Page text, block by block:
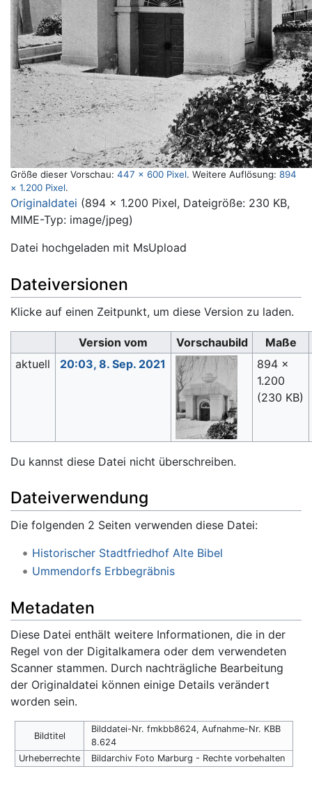
Größe dieser Vorschau: 447 × 600 Pixel. Weitere Auflösung: 894
× 1.200 Pixel.
Originaldatei (894 × 1.200 Pixel, Dateigröße: 230 KB,
MIME-Typ: image/jpeg)
Datei hochgeladen mit MsUpload
Dateiversionen
Klicke auf einen Zeitpunkt, um diese Version zu laden.
Version vom Vorschaubild
Maße
aktuell
20:03, 8. Sep. 2021
894 ×
1.200
(230 KB)
Du kannst diese Datei nicht überschreiben.
Dateiverwendung
Die folgenden 2 Seiten verwenden diese Datei:
Historischer Stadtfriedhof Alte Bibel
Ummendorfs Erbbegräbnis
Metadaten
Diese Datei enthält weitere Informationen, die in der
Regel von der Digitalkamera oder dem verwendeten
Scanner stammen. Durch nachträgliche Bearbeitung
der Originaldatei können einige Details verändert
worden sein.
Bildtitel
Bilddatei-Nr. fmkbb8624, Aufnahme-Nr. KBB
8.624
Urheberrechte
Bildarchiv Foto Marburg - Rechte vorbehalten